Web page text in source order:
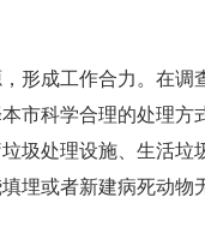
形成工作合力。在调
市科学合理的处理方
圾处理设施、生活垃
埋或者新建病死动物